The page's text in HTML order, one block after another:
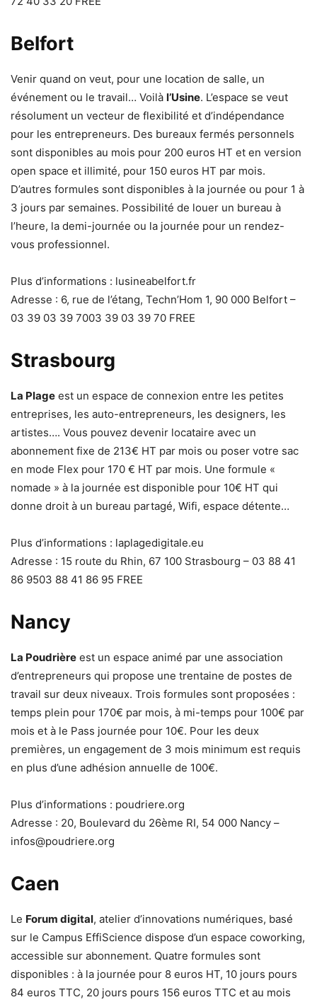
Belfort
Venir quand on veut, pour une location de salle, un
événement ou le travail… Voilà l’Usine. L’espace se veut
résolument un vecteur de flexibilité et d’indépendance
pour les entrepreneurs. Des bureaux fermés personnels
sont disponibles au mois pour 200 euros HT et en version
open space et illimité, pour 150 euros HT par mois.
D’autres formules sont disponibles à la journée ou pour 1 à
3 jours par semaines. Possibilité de louer un bureau à
l’heure, la demi-journée ou la journée pour un rendez-
vous professionnel.
Plus d’informations : lusineabelfort.fr
Adresse : 6, rue de l’étang, Techn’Hom 1, 90 000 Belfort –
03 39 03 39 7003 39 03 39 70 FREE
Strasbourg
La Plage est un espace de connexion entre les petites
entreprises, les auto-entrepreneurs, les designers, les
artistes…. Vous pouvez devenir locataire avec un
abonnement fixe de 213€ HT par mois ou poser votre sac
en mode Flex pour 170 € HT par mois. Une formule «
nomade » à la journée est disponible pour 10€ HT qui
donne droit à un bureau partagé, Wifi, espace détente…
Plus d’informations : laplagedigitale.eu
Adresse : 15 route du Rhin, 67 100 Strasbourg – 03 88 41
86 9503 88 41 86 95 FREE
Nancy
La Poudrière est un espace animé par une association
d’entrepreneurs qui propose une trentaine de postes de
travail sur deux niveaux. Trois formules sont proposées :
temps plein pour 170€ par mois, à mi-temps pour 100€ par
mois et à le Pass journée pour 10€. Pour les deux
premières, un engagement de 3 mois minimum est requis
en plus d’une adhésion annuelle de 100€.
Plus d’informations : poudriere.org
Adresse : 20, Boulevard du 26ème RI, 54 000 Nancy –
infos@poudriere.org
Caen
Le Forum digital, atelier d’innovations numériques, basé
sur le Campus EffiScience dispose d’un espace coworking,
accessible sur abonnement. Quatre formules sont
disponibles : à la journée pour 8 euros HT, 10 jours pours
84 euros TTC, 20 jours pours 156 euros TTC et au mois